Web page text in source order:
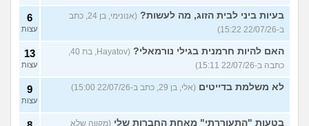
בעיות ביני לבית הזוג, מה לעשות?
(אנונימי, בן 24, כתב
ב-22/07/26 15:22)
6
עצות
האם להיות חרמנית בגילי נורמאלי?
(Hayatov, בת 40,
כתבה ב-22/07/26 15:11)
13
עצות
לא משלמת בדייטים (אלי, בן 29, כתב ב-22/07/26 15:00) 9
עצות
בטעות "התעוררתי" מאחת החברות שלי (מקווה שלא